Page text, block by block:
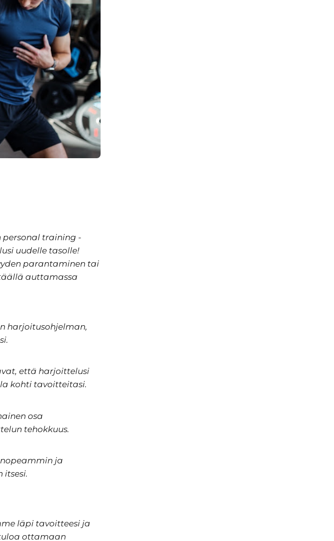
training -
uudelle tasolle!
parantaminen tai
auttamassa
harjoitusohjelman,
että harjoittelusi
kohti tavoitteitasi.
osa
tehokkuus.
ja
itsesi.
läpi tavoitteesi ja
ottamaan